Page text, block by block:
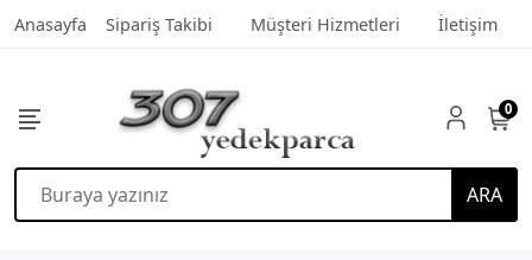
Anasayfa Sipariş Takibi Müşteri Hizmetleri İletişim
ARA
0